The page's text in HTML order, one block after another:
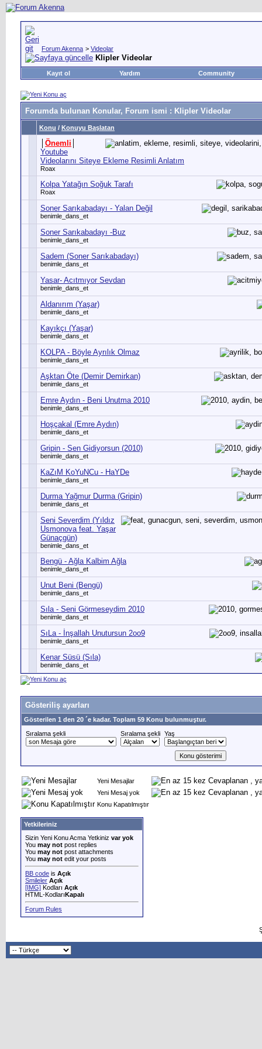
Forum Akenna > Videolar
Klipler Videolar
Kayıt ol Yardım Community
Forumda bulunan Konular, Forum ismi : Klipler Videolar
Konu / Konuyu Başlatan
Önemli
Youtube
Videolarını Siteye Ekleme Resimli Anlatım
Roax
Kolpa Yatağın Soğuk Tarafı
Roax
Soner Sarıkabadayı - Yalan Değil
benimle_dans_et
Soner Sarıkabadayı -Buz
benimle_dans_et
Sadem (Soner Sarıkabadayı)
benimle_dans_et
Yasar- Acıtmıyor Sevdan
benimle_dans_et
Aldanırım (Yaşar)
benimle_dans_et
Kayıkçı (Yaşar)
benimle_dans_et
KOLPA - Böyle Ayrılık Olmaz
benimle_dans_et
Aşktan Öte (Demir Demirkan)
benimle_dans_et
Emre Aydın - Beni Unutma 2010
benimle_dans_et
Hoşçakal (Emre Aydın)
benimle_dans_et
Gripin - Sen Gidiyorsun (2010)
benimle_dans_et
KaZıM KoYuNCu - HaYDe
benimle_dans_et
Durma Yağmur Durma (Gripin)
benimle_dans_et
Seni Severdim (Yıldız
Usmonova feat. Yaşar
Günaçgün)
benimle_dans_et
Bengü - Ağla Kalbim Ağla
benimle_dans_et
Unut Beni (Bengü)
benimle_dans_et
Sıla - Seni Görmeseydim 2010
benimle_dans_et
SıLa - İnşallah Unutursun 2oo9
benimle_dans_et
Kenar Süsü (Sıla)
benimle_dans_et
Gösteriliş ayarları
Gösterilen 1 den 20 ´e kadar. Toplam 59 Konu bulunmuştur.
Sıralama şekli
Sıralama şekli Yaş
Yeni Mesajlar
Yeni Mesaj yok
Konu Kapatılmıştır
Yetkileriniz
Sizin Yeni Konu Acma Yetkiniz var yok
You may not post replies
You may not post attachments
You may not edit your posts
BB code is Açık
Smileler Açık
[IMG] Kodları Açık
HTML-KodlarıKapalı
Forum Rules